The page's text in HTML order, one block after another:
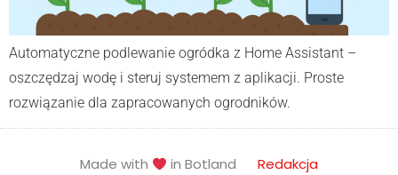
Automatyczne podlewanie ogródka z Home Assistant –
oszczędzaj wodę i steruj systemem z aplikacji. Proste
rozwiązanie dla zapracowanych ogrodników.
Made with in Botland Redakcja